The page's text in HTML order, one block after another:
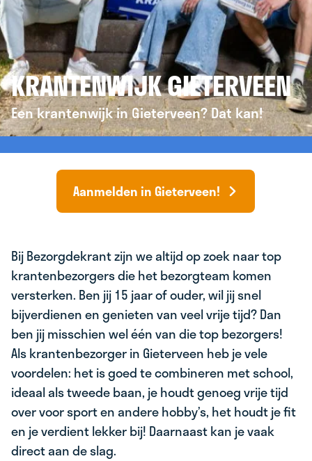
KRANTENWIJK GIETERVEEN
Een krantenwijk in Gieterveen? Dat kan!
Aanmelden in Gieterveen!
Bij Bezorgdekrant zijn we altijd op zoek naar top
krantenbezorgers die het bezorgteam komen
versterken. Ben jij 15 jaar of ouder, wil jij snel
bijverdienen en genieten van veel vrije tijd? Dan
ben jij misschien wel één van die top bezorgers!
Als krantenbezorger in Gieterveen heb je vele
voordelen: het is goed te combineren met school,
ideaal als tweede baan, je houdt genoeg vrije tijd
over voor sport en andere hobby’s, het houdt je fit
en je verdient lekker bij! Daarnaast kan je vaak
direct aan de slag.